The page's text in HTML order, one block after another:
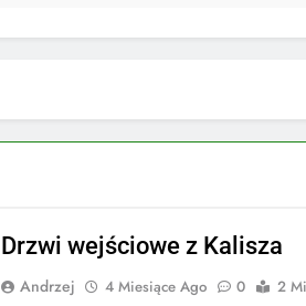
Drzwi wejściowe z Kalisza
Andrzej 4 Miesiące Ago 0
2